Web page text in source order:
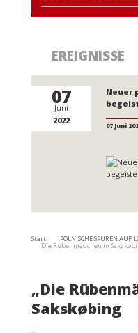
EREIGNISSE
07
Juni
2022
Neuer
07 Juni
Start POLNISCHE SPUREN AUF
Die Rübenmädchen in
„Die
Sakskøbing